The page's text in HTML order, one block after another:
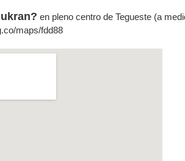
en pleno centro de Tegueste (a
maps/fdd88